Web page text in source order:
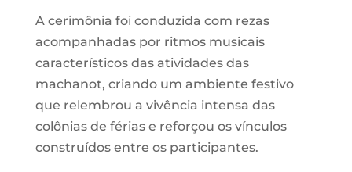
A cerimônia foi conduzida com rezas
acompanhadas por ritmos musicais
característicos das atividades das
machanot, criando um ambiente festivo
que relembrou a vivência intensa das
colônias de férias e reforçou os vínculos
construídos entre os participantes.